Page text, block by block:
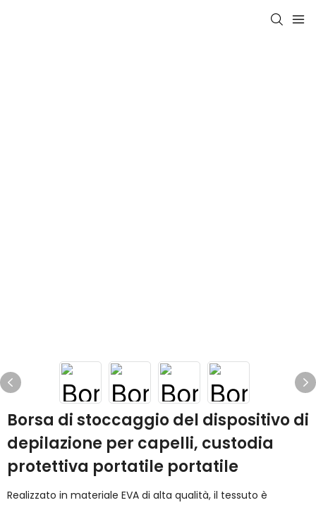
Borsa di stoccaggio del dispositivo di
depilazione per capelli, custodia
protettiva portatile portatile
Realizzato in materiale EVA di alta qualità, il tessuto è